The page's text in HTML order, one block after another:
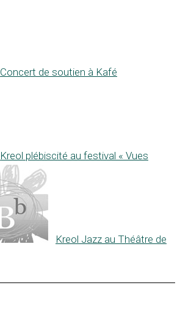
Concert de soutien à Kafé
Kreol plébiscité au festival « Vues
Kreol Jazz au Théâtre de